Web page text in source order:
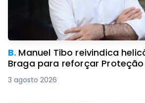
B. Manuel Tibo reivindica
Braga para reforçar Proteção
3 agosto 2026